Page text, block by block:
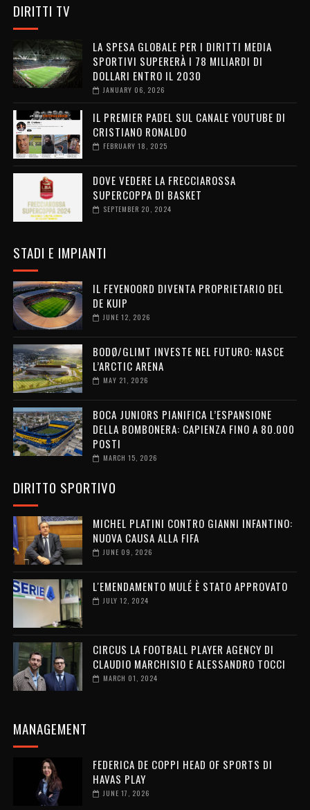
DIRITTI TV
LA SPESA GLOBALE PER I DIRITTI MEDIA
SPORTIVI SUPERERÀ I 78 MILIARDI DI
DOLLARI ENTRO IL 2030
JANUARY 06, 2026
IL PREMIER PADEL SUL CANALE YOUTUBE DI
CRISTIANO RONALDO
FEBRUARY 18, 2025
DOVE VEDERE LA FRECCIAROSSA
SUPERCOPPA DI BASKET
SEPTEMBER 20, 2024
STADI E IMPIANTI
IL FEYENOORD DIVENTA PROPRIETARIO DEL
DE KUIP
JUNE 12, 2026
BODØ/GLIMT INVESTE NEL FUTURO: NASCE
L’ARCTIC ARENA
MAY 21, 2026
BOCA JUNIORS PIANIFICA L’ESPANSIONE
DELLA BOMBONERA: CAPIENZA FINO A 80.000
POSTI
MARCH 15, 2026
DIRITTO SPORTIVO
MICHEL PLATINI CONTRO GIANNI INFANTINO:
NUOVA CAUSA ALLA FIFA
JUNE 09, 2026
L'EMENDAMENTO MULÉ È STATO APPROVATO
JULY 12, 2024
CIRCUS LA FOOTBALL PLAYER AGENCY DI
CLAUDIO MARCHISIO E ALESSANDRO TOCCI
MARCH 01, 2024
MANAGEMENT
FEDERICA DE COPPI HEAD OF SPORTS DI
HAVAS PLAY
JUNE 17, 2026